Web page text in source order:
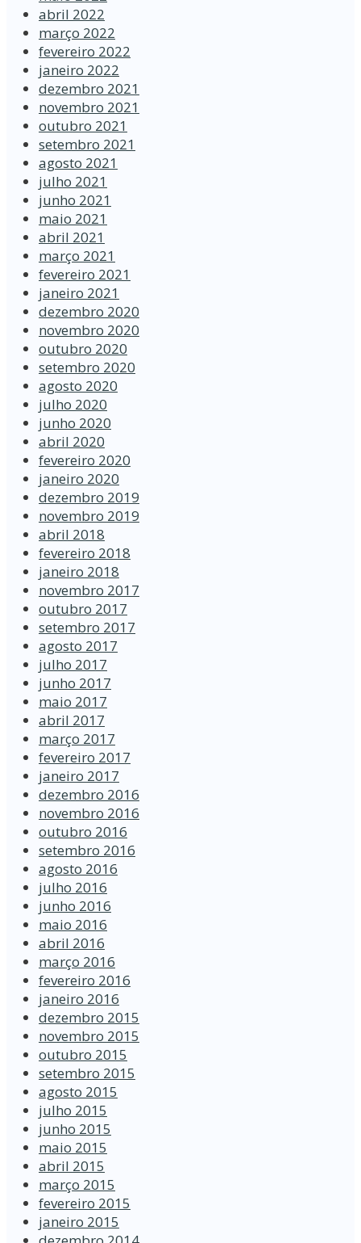
abril 2022
março 2022
fevereiro 2022
janeiro 2022
dezembro 2021
novembro 2021
outubro 2021
setembro 2021
agosto 2021
julho 2021
junho 2021
maio 2021
abril 2021
março 2021
fevereiro 2021
janeiro 2021
dezembro 2020
novembro 2020
outubro 2020
setembro 2020
agosto 2020
julho 2020
junho 2020
abril 2020
fevereiro 2020
janeiro 2020
dezembro 2019
novembro 2019
abril 2018
fevereiro 2018
janeiro 2018
novembro 2017
outubro 2017
setembro 2017
agosto 2017
julho 2017
junho 2017
maio 2017
abril 2017
março 2017
fevereiro 2017
janeiro 2017
dezembro 2016
novembro 2016
outubro 2016
setembro 2016
agosto 2016
julho 2016
junho 2016
maio 2016
abril 2016
março 2016
fevereiro 2016
janeiro 2016
dezembro 2015
novembro 2015
outubro 2015
setembro 2015
agosto 2015
julho 2015
junho 2015
maio 2015
abril 2015
março 2015
fevereiro 2015
janeiro 2015